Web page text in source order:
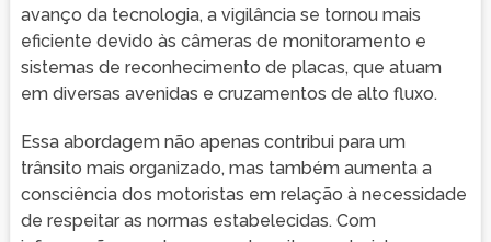
avanço da tecnologia, a vigilância se tornou mais
eficiente devido às câmeras de monitoramento e
sistemas de reconhecimento de placas, que atuam
em diversas avenidas e cruzamentos de alto fluxo.
Essa abordagem não apenas contribui para um
trânsito mais organizado, mas também aumenta a
consciência dos motoristas em relação à necessidade
de respeitar as normas estabelecidas. Com